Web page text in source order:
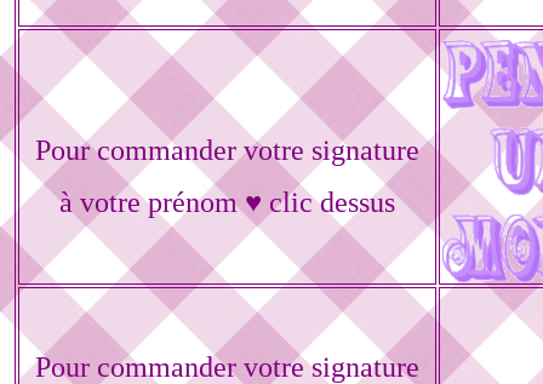
Pour commander votre signature
à votre prénom ♥ clic dessus
Pour commander votre signature